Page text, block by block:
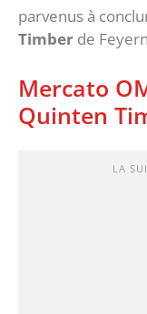
parvenus à
Timber de
Mercato
Quinten
LA